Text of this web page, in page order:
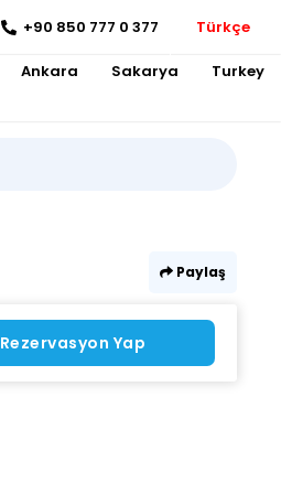
+90 850 777 0 377 Türkçe
Ankara Sakarya Turkey
Paylaş
Rezervasyon Yap